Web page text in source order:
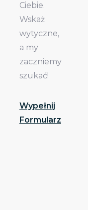
Ciebie.
Wskaż
wytyczne,
a my
zaczniemy
szukać!
Wypełnij
Formularz